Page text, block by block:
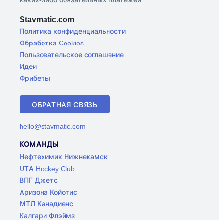
Stavmatic.com
Политика конфиденциальности
Обработка Cookies
Пользовательское соглашение
Идеи
Фрибеты
ОБРАТНАЯ СВЯЗЬ
hello@stavmatic.com
КОМАНДЫ
Нефтехимик Нижнекамск
UTA Hockey Club
ВПГ Джетс
Аризона Койотис
МТЛ Канадиенс
Калгари Флэймз